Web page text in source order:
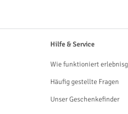
Hilfe & Service
Wie funktioniert
Häufig gestellte Fragen
Unser Geschenkefinder